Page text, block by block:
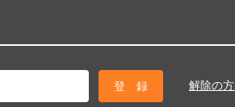
解除の